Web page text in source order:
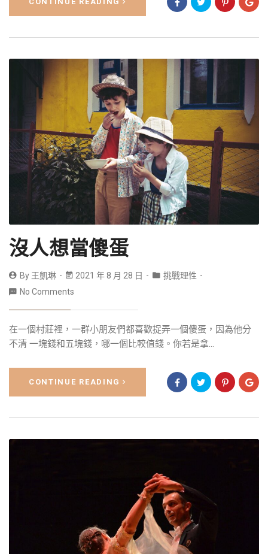
沒人想當傻蛋
By 王凱琳 2021 年 8 月 28 日
挑戰理性
No Comments
在一個村莊裡，一群小朋友們都喜歡捉弄一個傻蛋，因為他分
不清 一塊錢和五塊錢，哪一個比較值錢。你若是拿...
CONTINUE READING